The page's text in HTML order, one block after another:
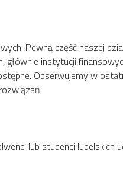
Pewną część naszej
instytucji
Obserwujemy w
lub studenci lubelskich